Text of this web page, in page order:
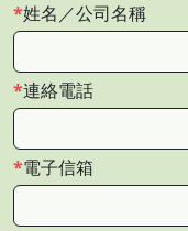
姓名／公司名稱
連絡電話
電子信箱